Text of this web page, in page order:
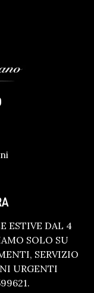
ESTIVE DAL 4
SOLO SU
SERVIZIO
URGENTI